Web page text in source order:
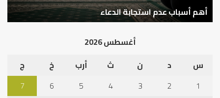
أهم أسباب عدم استجابة الدعاء
أغسطس 2026
س
د ن ث أرب خ
ج
1
2
3
4
5
6
7